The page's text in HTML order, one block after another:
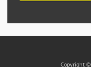
Copyright